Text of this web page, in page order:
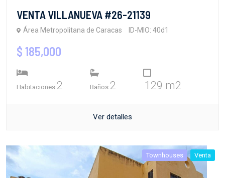
VENTA VILLANUEVA #26-21139
Área Metropolitana de Caracas ID-MIO: 40d1
$ 185,000
Habitaciones 2 Baños 2 129 m2
Ver detalles
Townhouses Venta